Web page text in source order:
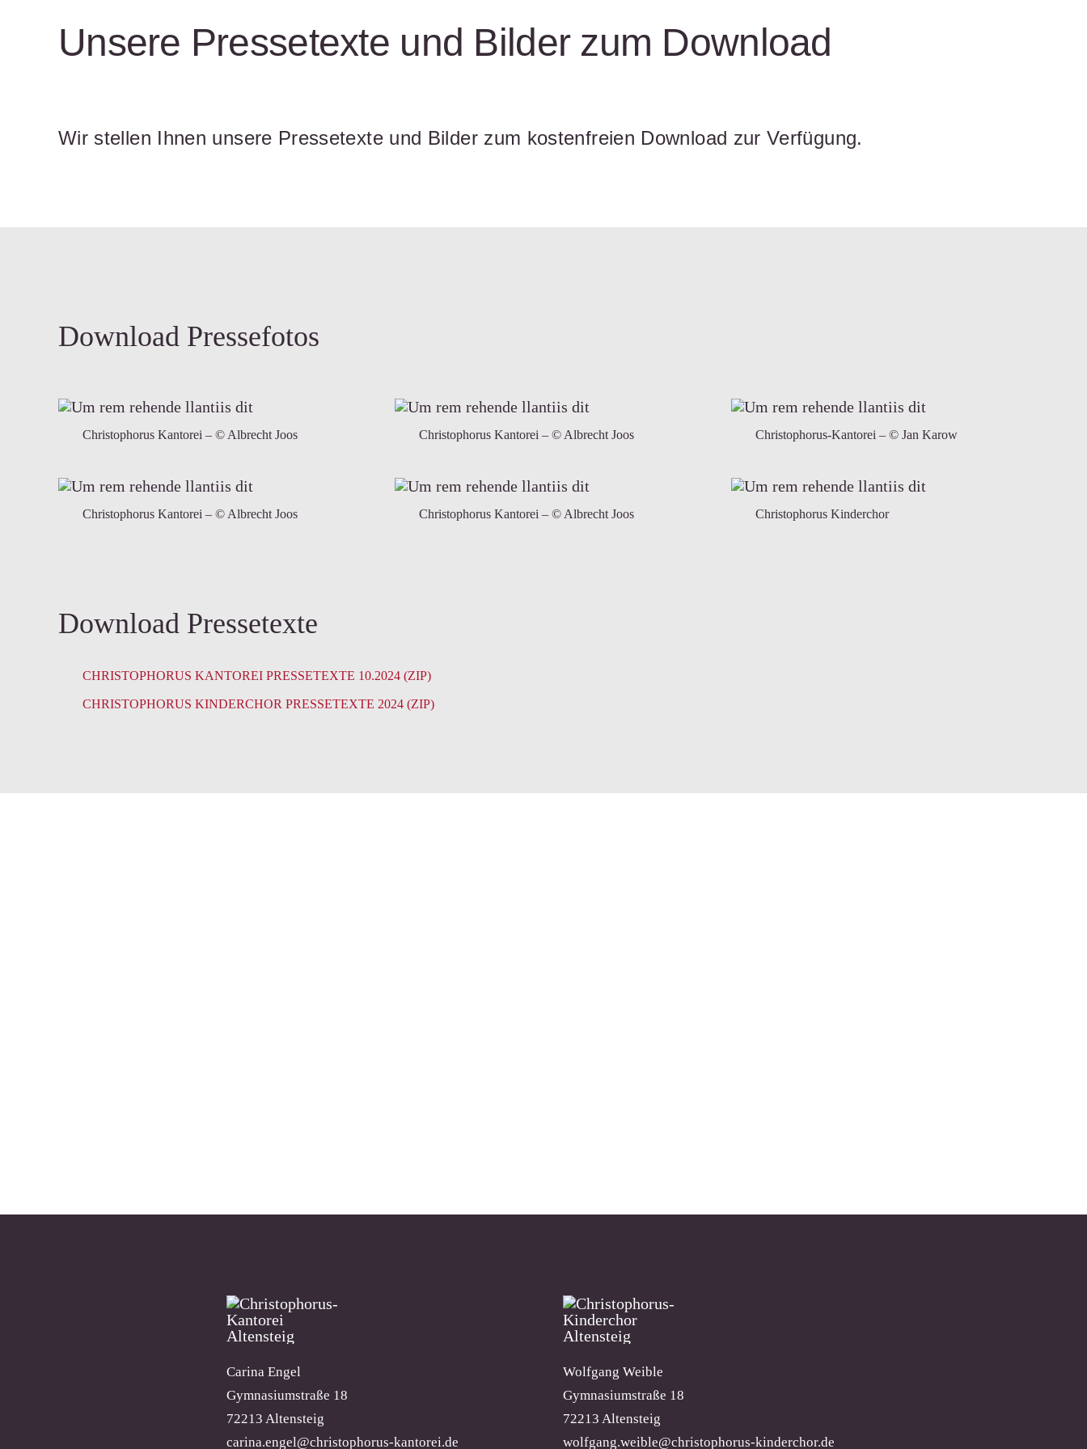
Unsere Pressetexte und Bilder zum Download
Wir stellen Ihnen unsere Pressetexte und Bilder zum kostenfreien Download zur Verfügung.
Download Pressefotos
Christophorus Kantorei – © Albrecht Joos Christophorus Kantorei – © Albrecht Joos Christophorus-Kantorei – © Jan Karow
Christophorus Kantorei – © Albrecht Joos Christophorus Kantorei – © Albrecht Joos Christophorus Kinderchor
Download Pressetexte
CHRISTOPHORUS KANTOREI PRESSETEXTE 10.2024 (ZIP)
CHRISTOPHORUS KINDERCHOR PRESSETEXTE 2024 (ZIP)
Carina Engel
Gymnasiumstraße 18
72213 Altensteig
carina.engel@christophorus-kantorei.de
Wolfgang Weible
Gymnasiumstraße 18
72213 Altensteig
wolfgang.weible@christophorus-kinderchor.de